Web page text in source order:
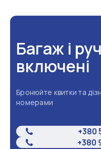
Багаж і
включені
Бронюйте квитки та
номерами
+380
+380